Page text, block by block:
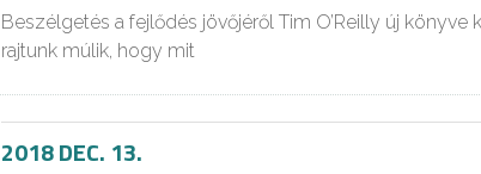
Beszélgetés a fejlődés jövőjéről Tim O’Reilly új könyve
rajtunk múlik, hogy mit
2018 DEC. 13.